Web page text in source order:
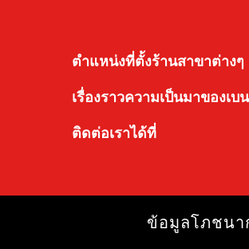
ตำแหน่งที่ตั้งร้านสาขาต่างๆ
เรื่องราวความเป็นมาของเบ
ติดต่อเราได้ที่
ข้อมูลโภชนา